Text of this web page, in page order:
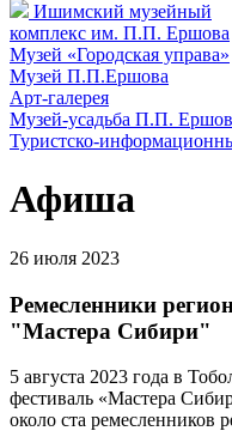
Ишимский музейный
комплекс им. П.П. Ершова
Музей «Городская управа»
Музей П.П.Ершова
Арт-галерея
Музей-усадьба П.П.
Туристско-
Афиша
26 июля 2023
Ремесленники
"Мастера Сибири"
5 августа 2023 года в
фестиваль «Мастера
около ста ремесленников